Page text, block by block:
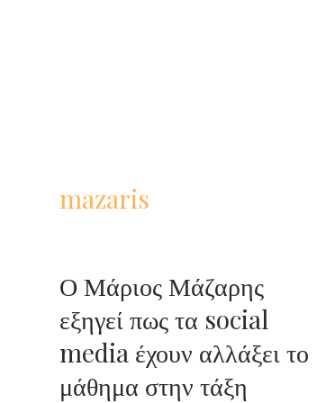
mazaris
Ο Μάριος Μάζαρης
εξηγεί πως τα social
media έχουν αλλάξει το
μάθημα στην τάξη